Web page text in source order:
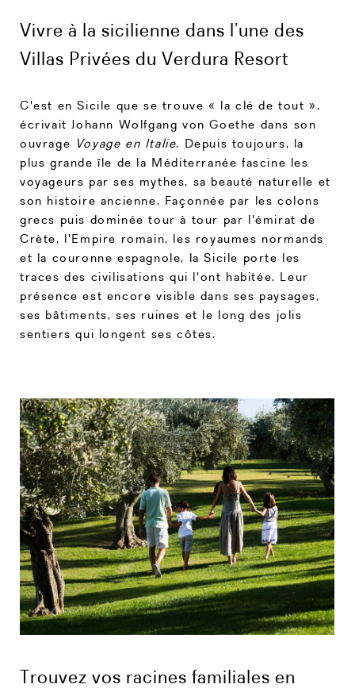
Vivre à la sicilienne dans l’une des
Villas Privées du Verdura Resort
C'est en Sicile que se trouve « la clé de tout »,
écrivait Johann Wolfgang von Goethe dans son
ouvrage Voyage en Italie. Depuis toujours, la
plus grande île de la Méditerranée fascine les
voyageurs par ses mythes, sa beauté naturelle et
son histoire ancienne. Façonnée par les colons
grecs puis dominée tour à tour par l'émirat de
Crète, l'Empire romain, les royaumes normands
et la couronne espagnole, la Sicile porte les
traces des civilisations qui l'ont habitée. Leur
présence est encore visible dans ses paysages,
ses bâtiments, ses ruines et le long des jolis
sentiers qui longent ses côtes.
Trouvez vos racines familiales en